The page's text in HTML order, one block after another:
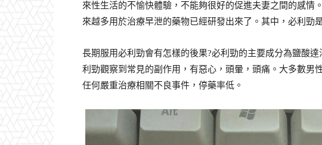
來性生活的不愉快體驗，不能夠很好的促進夫妻之間的感情
來越多用於治療早泄的藥物已經研發出來了。其中，必利勁
長期服用必利勁會有怎樣的後果?必利勁的主要成分為鹽酸
利勁觀察到常見的副作用，有惡心，頭暈，頭痛。大多數男
任何嚴重治療相關不良事件，停藥率低。